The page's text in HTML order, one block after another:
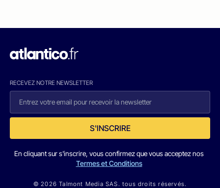
RECEVEZ NOTRE NEWSLETTER
S'INSCRIRE
En cliquant sur s'inscrire, vous confirmez que vous acceptez nos
Termes et Conditions
© 2026 Talmont Media SAS. tous droits réservés.